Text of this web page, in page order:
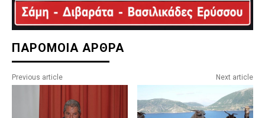
ΠΑΡΟΜΟΙΑ ΑΡΘΡΑ
Previous article Next article